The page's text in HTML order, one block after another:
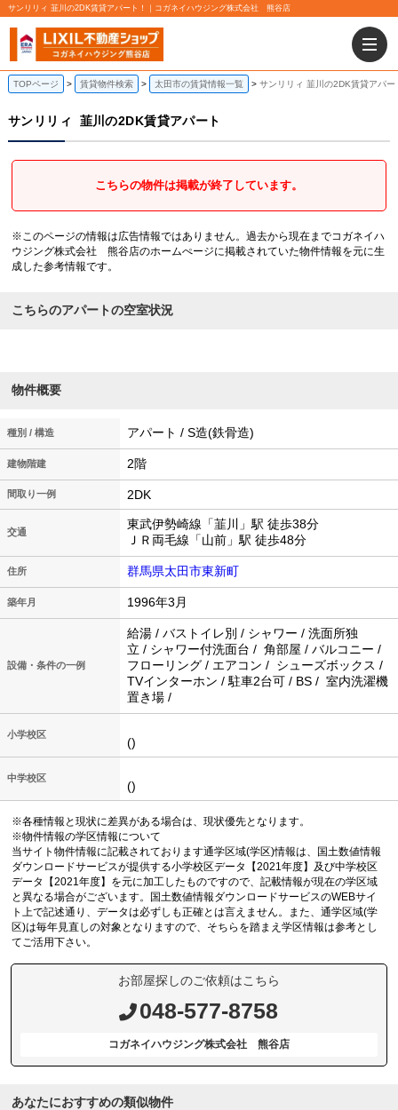
サンリリィ 韮川の2DK賃貸アパート！｜コガネイハウジング株式会社 熊谷店
TOPページ 賃貸物件検索 太田市の賃貸情報一覧 サンリリィ 韮川の2DK賃貸アパー
サンリリィ 韮川の2DK賃貸アパート
こちらの物件は掲載が終了しています。
※このページの情報は広告情報ではありません。過去から現在までコガネイハ
ウジング株式会社 熊谷店のホームぺージに掲載されていた物件情報を元に生
成した参考情報です。
こちらのアパートの空室状況
物件概要
種別 / 構造 アパート / S造(鉄骨造)
建物階建 2階
間取り一例 2DK
交通
東武伊勢崎線「韮川」駅 徒歩38分
ＪＲ両毛線「山前」駅 徒歩48分
住所 群馬県太田市東新町
築年月 1996年3月
設備・条件の一例
給湯 / バストイレ別 / シャワー / 洗面所独
立 / シャワー付洗面台 / 角部屋 / バルコニー /
フローリング / エアコン / シューズボックス /
TVインターホン / 駐車2台可 / BS / 室内洗濯機
置き場 /
小学校区
()
中学校区
()
※各種情報と現状に差異がある場合は、現状優先となります。
※物件情報の学区情報について
当サイト物件情報に記載されております通学区域(学区)情報は、国土数値情報
ダウンロードサービスが提供する小学校区データ【2021年度】及び中学校区
データ【2021年度】を元に加工したものですので、記載情報が現在の学区域
と異なる場合がございます。国土数値情報ダウンロードサービスのWEBサイ
ト上で記述通り、データは必ずしも正確とは言えません。また、通学区域(学
区)は毎年見直しの対象となりますので、そちらを踏まえ学区情報は参考とし
てご活用下さい。
お部屋探しのご依頼はこちら
048-577-8758
コガネイハウジング株式会社 熊谷店
あなたにおすすめの類似物件